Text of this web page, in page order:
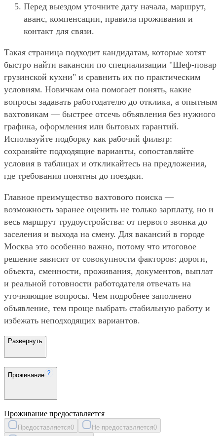
Перед выездом уточните дату начала, маршрут,
аванс, компенсации, правила проживания и
контакт для связи.
Такая страница подходит кандидатам, которые хотят
быстро найти вакансии по специализации "Шеф-повар
грузинской кухни" и сравнить их по практическим
условиям. Новичкам она помогает понять, какие
вопросы задавать работодателю до отклика, а опытным
вахтовикам — быстрее отсечь объявления без нужного
графика, оформления или бытовых гарантий.
Используйте подборку как рабочий фильтр:
сохраняйте подходящие варианты, сопоставляйте
условия в таблицах и откликайтесь на предложения,
где требования понятны до поездки.
Главное преимущество вахтового поиска —
возможность заранее оценить не только зарплату, но и
весь маршрут трудоустройства: от первого звонка до
заселения и выхода на смену. Для вакансий в городе
Москва это особенно важно, потому что итоговое
решение зависит от совокупности факторов: дороги,
объекта, сменности, проживания, документов, выплат
и реальной готовности работодателя отвечать на
уточняющие вопросы. Чем подробнее заполнено
объявление, тем проще выбрать стабильную работу и
избежать неподходящих вариантов.
Развернуть
Проживание
Проживание предоставляется
Предоставляется0 Не предоставляется0